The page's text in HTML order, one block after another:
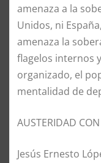
amenaza a la
Unidos, ni
amenaza la
flagelos internos
organizado, el
mentalidad de
AUSTERIDAD
Jesús Ernesto